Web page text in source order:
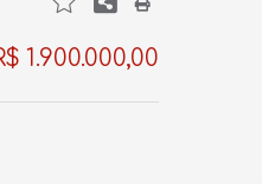
1.900.000,00